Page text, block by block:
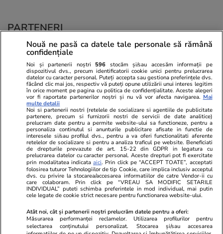
PARTENERI
Viva.ro
"Nici acum nu îi știu bine. Nu îi știu familia".
A tăcut luni întregi, dar acum Gina Matache a
spus adevărul despre relația cu ginerele ei,
Radu Siffr...
Unica.ro
Nu și ei! S-au
căsnicie! Cei doi
secret. Nimeni
motiv al
© 2026 Ringier Romania. Toate drepturile rezervate
Nouă ne pasă ca datele tale personale să rămână
confidențiale
Noi și partenerii noștri 596 stocăm și/sau accesăm informații pe
dispozitivul dvs., precum identificatorii cookie unici pentru prelucrarea
datelor cu caracter personal. Puteți accepta sau gestiona preferințele dvs.
făcând clic mai jos, respectiv vă puteți opune utilizării unui interes legitim
în orice moment pe pagina cu politica de confidențialitate. Aceste alegeri
vor fi raportate partenerilor noștri și nu vă vor afecta navigarea. Mai
multe detalii
Noi si partenerii nostri (retelele de socializare si agentiile de publicitate
partenere, precum si furnizorii nostri de servicii de date analitice)
prelucram date pentru a permite website-ului sa functioneze, pentru a
personaliza continutul si anunturile publicitare afisate in functie de
interesele si/sau profilul dvs., pentru a va oferi functionalitati aferente
retelelor de socializare si pentru a analiza traficul pe website. Beneficiati
de drepturile prevazute de art. 15-22 din GDPR in legatura cu
prelucrarea datelor cu caracter personal. Aceste drepturi pot fi exercitate
prin modalitatea indicataaici. Prin click pe “ACCEPT TOATE”, acceptati
folosirea tuturor Tehnologiilor de tip Cookie, care implica inclusiv acceptul
dvs. cu privire la stocarea/accesarea informatiilor de catre Vendor-ii cu
care colaboram. Prin click pe “VREAU SA MODIFIC SETARILE
INDIVIDUAL” puteti schimba preferintele in mod individual, mai putin
cele legate de cookie strict necesare pentru functionarea website-ului.
Atât noi, cât și partenerii noștri prelucrăm datele pentru a oferi:
Măsurarea performanței reclamelor. Utilizarea profilurilor pentru
selectarea conținutului personalizat. Stocarea și/sau accesarea